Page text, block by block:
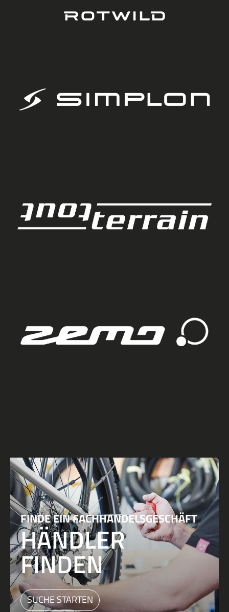
FINDE EIN FACHHANDELSGESCHÄFT
HÄNDLER
FINDEN
SUCHE STARTEN